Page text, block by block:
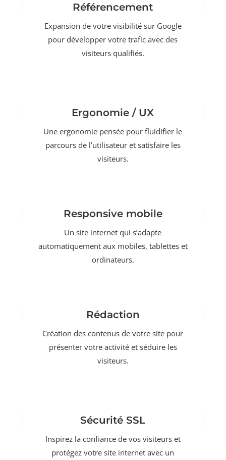
Référencement
Expansion de votre visibilité sur Google
pour développer votre trafic avec des
visiteurs qualifiés.
Ergonomie / UX
Une ergonomie pensée pour fluidifier le
parcours de l’utilisateur et satisfaire les
visiteurs.
Responsive mobile
Un site internet qui s’adapte
automatiquement aux mobiles, tablettes et
ordinateurs.
Rédaction
Création des contenus de votre site pour
présenter votre activité et séduire les
visiteurs.
Sécurité SSL
Inspirez la confiance de vos visiteurs et
protégez votre site internet avec un